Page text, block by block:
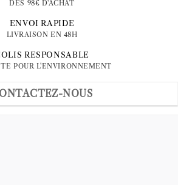
DÈS 98€ D'ACHAT
ENVOI RAPIDE
LIVRAISON EN 48H
RESPONSABLE
POUR L'ENVIRONNEMENT
NOUS